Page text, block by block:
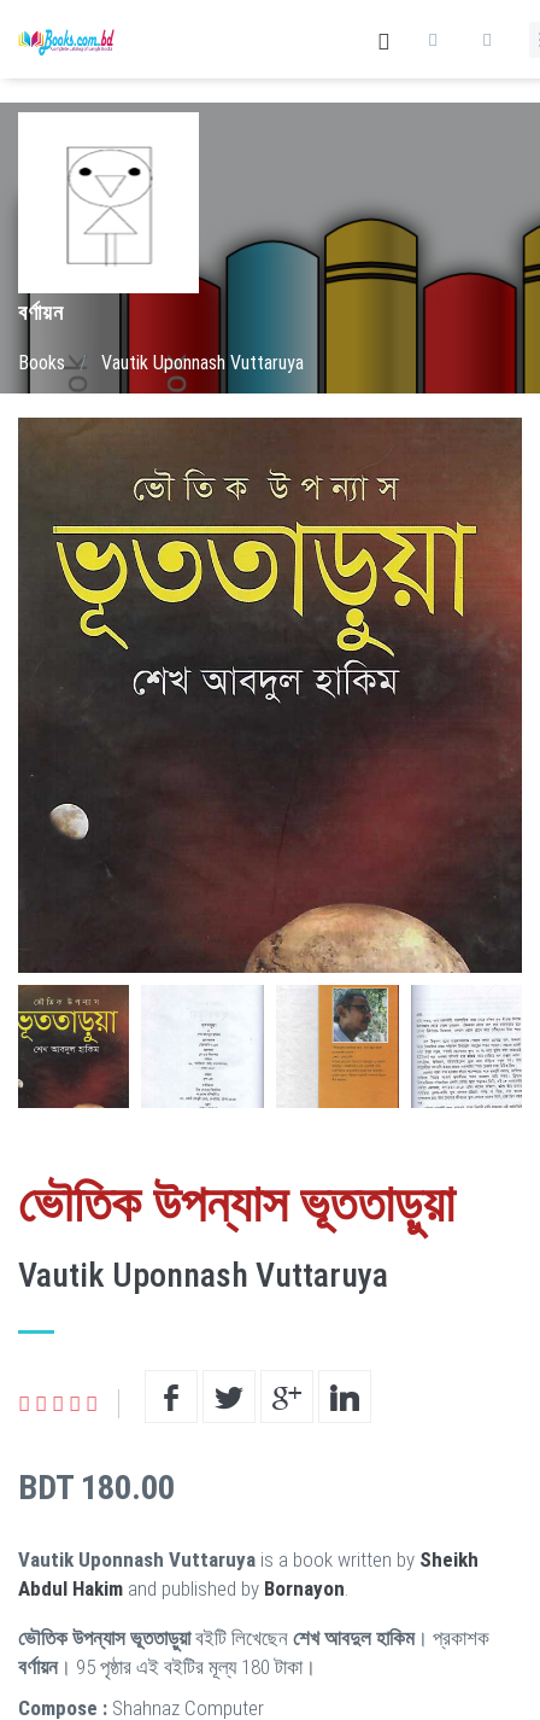
বর্ণায়ন
Books / Vautik Uponnash Vuttaruya
ভৌতিক উপন্যাস ভূততাড়ুয়া
Vautik Uponnash Vuttaruya
BDT 180.00
Vautik Uponnash Vuttaruya is a book written by Sheikh
Abdul Hakim and published by Bornayon
ভৌতিক উপন্যাস ভূততাড়ুয়াবইটি লিখেছেন শেখ আবদুল হাকিম। প্রকাশক
বর্ণায়ন। 95 পৃষ্ঠার এই বইটির মূল্য 180 টাকা।
Compose : Shahnaz Computer